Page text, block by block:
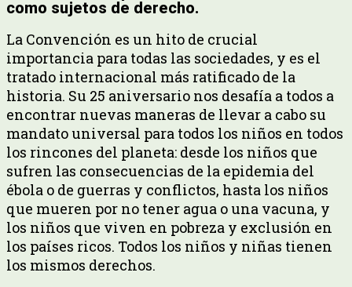
como sujetos de derecho.
La Convención es un hito de crucial
importancia para todas las sociedades, y es el
tratado internacional más ratificado de la
historia. Su 25 aniversario nos desafía a todos a
encontrar nuevas maneras de llevar a cabo su
mandato universal para todos los niños en todos
los rincones del planeta: desde los niños que
sufren las consecuencias de la epidemia del
ébola o de guerras y conflictos, hasta los niños
que mueren por no tener agua o una vacuna, y
los niños que viven en pobreza y exclusión en
los países ricos. Todos los niños y niñas tienen
los mismos derechos.